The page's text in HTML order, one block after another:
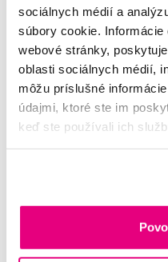
sociálnych médií a
súbory cookie.
webové stránky,
oblasti sociálnych médií,
môžu príslušné
údajmi, ktoré ste im
keď ste používali ich
VIVAIODAYS -
bábätká a deti
VIVAIODAYS v sebe
v oblasti prírodnej